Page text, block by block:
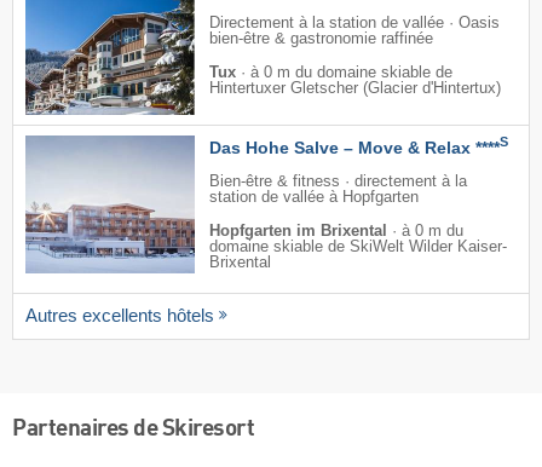
Directement à la station de vallée · Oasis
bien-être & gastronomie raffinée
Tux · à 0 m du domaine skiable de
Hintertuxer Gletscher (Glacier d'Hintertux)
Das Hohe Salve – Move & Relax ****S
Bien-être & fitness · directement à la
station de vallée à Hopfgarten
Hopfgarten im Brixental
· à 0 m du
domaine skiable de SkiWelt Wilder Kaiser-
Brixental
Autres excellents hôtels
Partenaires de Skiresort